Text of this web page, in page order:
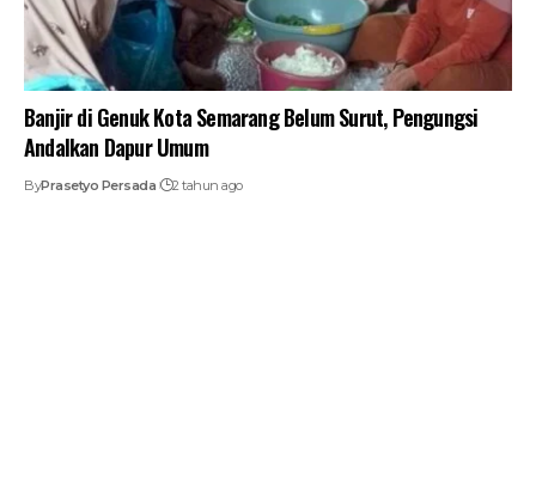
Banjir di Genuk Kota Semarang Belum Surut, Pengungsi
Andalkan Dapur Umum
ByPrasetyo Persada 2 tahun ago